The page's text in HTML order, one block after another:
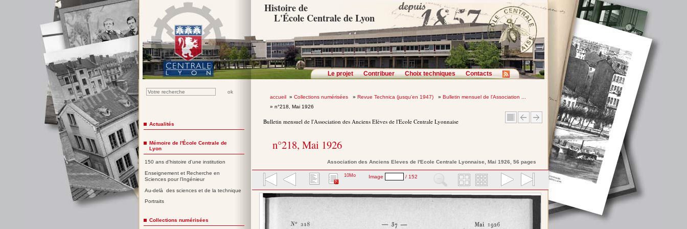
Histoire de
L'École Centrale de Lyon
Le projet Contribuer Choix techniques Contacts
accueil» Collections numérisées » Revue Technica (jusqu'en 1947) » Bulletin mensuel de l'Association ...
» n°218, Mai 1926
Bulletin mensuel de l'Association des Anciens Elèves de l'Ecole Centrale Lyonnaise
n°218, Mai 1926
Association des Anciens Eleves de l'Ecole Centrale Lyonnaise, Mai 1926, 56 pages
10Mo Image / 152
Actualités
Mémoire de l'École Centrale de
Lyon
150 ans d'histoire d'une institution
Enseignement et Recherche en
Sciences pour l'Ingénieur
Au-delà des sciences et de la technique
Portraits
Collections numérisées